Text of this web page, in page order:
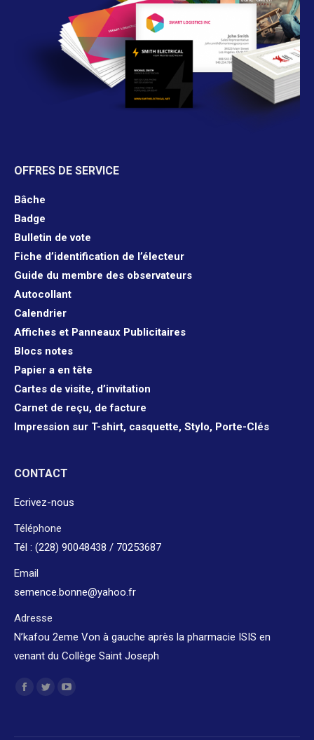
OFFRES DE SERVICE
Bâche
Badge
Bulletin de vote
Fiche d’identification de l’électeur
Guide du membre des observateurs
Autocollant
Calendrier
Affiches et Panneaux Publicitaires
Blocs notes
Papier a en tête
Cartes de visite, d’invitation
Carnet de reçu, de facture
Impression sur T-shirt, casquette, Stylo, Porte-Clés
CONTACT
Ecrivez-nous
Téléphone
Tél : (228) 90048438 / 70253687
Email
semence.bonne@yahoo.fr
Adresse
N’kafou 2eme Von à gauche après la pharmacie ISIS en
venant du Collège Saint Joseph
Trouvez nous sur :